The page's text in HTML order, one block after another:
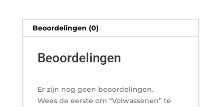
Beoordelingen (0)
Beoordelingen
Er zijn nog geen beoordelingen.
Wees de eerste om “Volwassenen” te